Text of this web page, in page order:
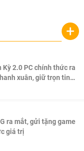
ty game Nhật Bản
+
Kỳ 2.0 PC chính thức ra
xuân, giữ trọn tinh
ra mắt, gửi tặng game
giá trị